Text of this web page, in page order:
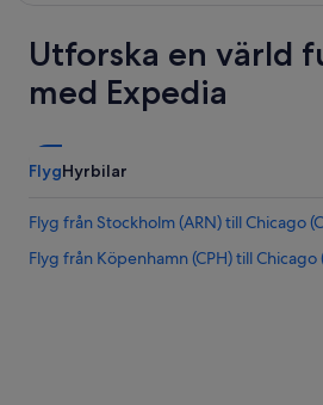
Utforska en värld
med Expedia
FlygHyrbilar
Flyg från Stockholm (ARN) till Chicago
Flyg från Köpenhamn (CPH) till Chicago